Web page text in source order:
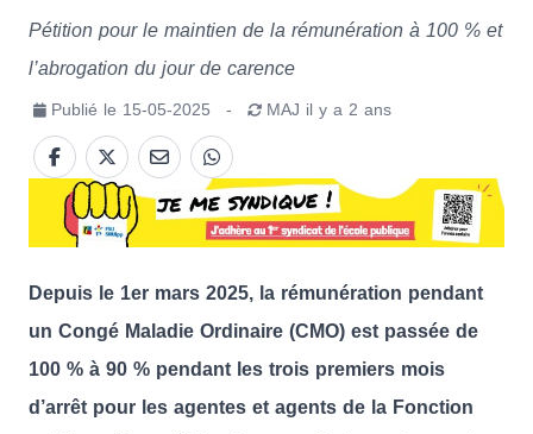
Pétition pour le maintien de la rémunération à 100 % et
l’abrogation du jour de carence
Publié le 15-05-2025 - MAJ il y a 2 ans
Depuis le 1er mars 2025, la rémunération pendant
un Congé Maladie Ordinaire (CMO) est passée de
100 % à 90 % pendant les trois premiers mois
d’arrêt pour les agentes et agents de la Fonction